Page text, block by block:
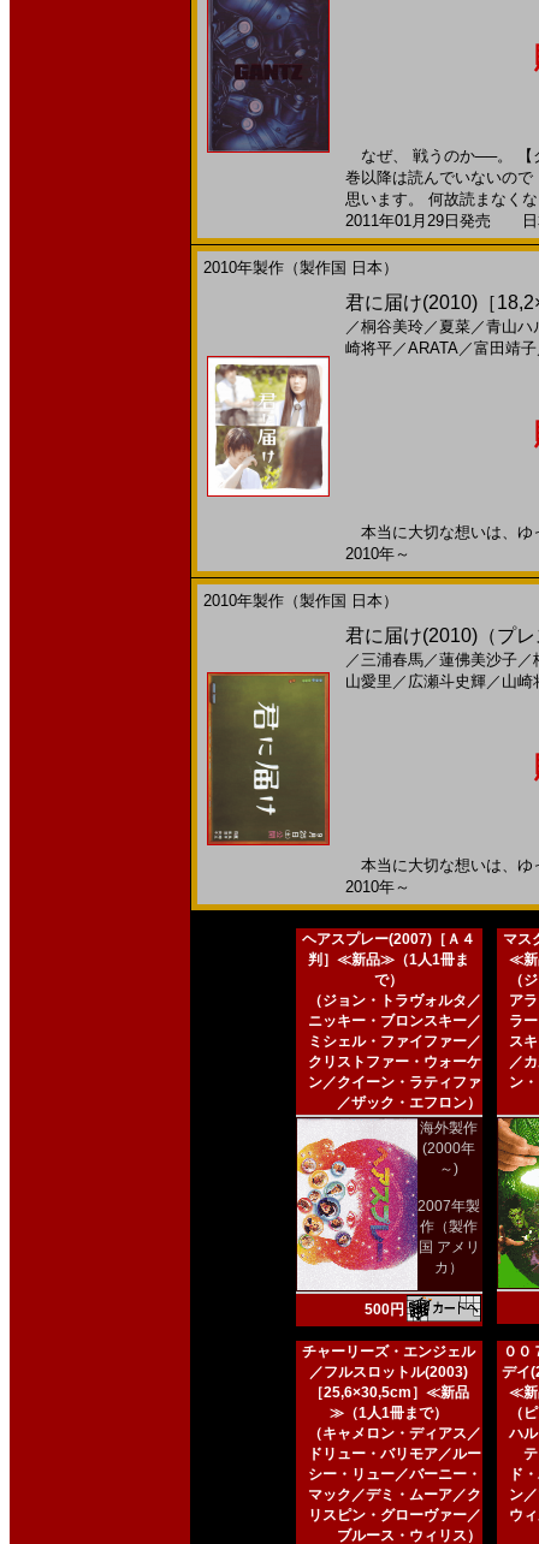
なぜ、 戦うのか──。 【
巻以降は読んでいないの
思います。 何故読まなく
2011年01月29日発売 日
2010年製作（製作国 日本）
君に届け(2010)［
／桐谷美玲／ 夏菜／青山ハ
崎将平／ARATA／富田靖子
本当に大切な想いは、
2010年～
2010年製作（製作国 日本）
君に届け(2010)（プ
／三浦春馬／蓮佛美沙子／
山愛里 ／ 広瀬斗史輝／ 山崎
本当に大切な想いは、
2010年～
ヘアスプレー(2007)［Ａ４
判］≪新品≫（1人1冊ま
で）
（ジョン・トラヴォルタ／
ニッキー・ブロンスキー／
ミシェル・ファイファー／
クリストファー・ウォーケ
ン／クイーン・ラティファ
／ザック・エフロン）
海外製作
(2000年
～)
2007年製
作（製作
国 アメリ
カ）
500円
マス
≪新
（
ア
ラ
ス
／
ン
チャーリーズ・エンジェル
／フルスロットル(2003)
［25,6×30,5cm］≪新品
≫（1人1冊まで）
（キャメロン・ディアス／
ドリュー・バリモア／ルー
シー・リュー／バーニー・
マック／デミ・ムーア／ク
リスピン・グローヴァー／
ブルース・ウィリス）
００
デイ
≪新
（
ハ
ド
ン
ウ